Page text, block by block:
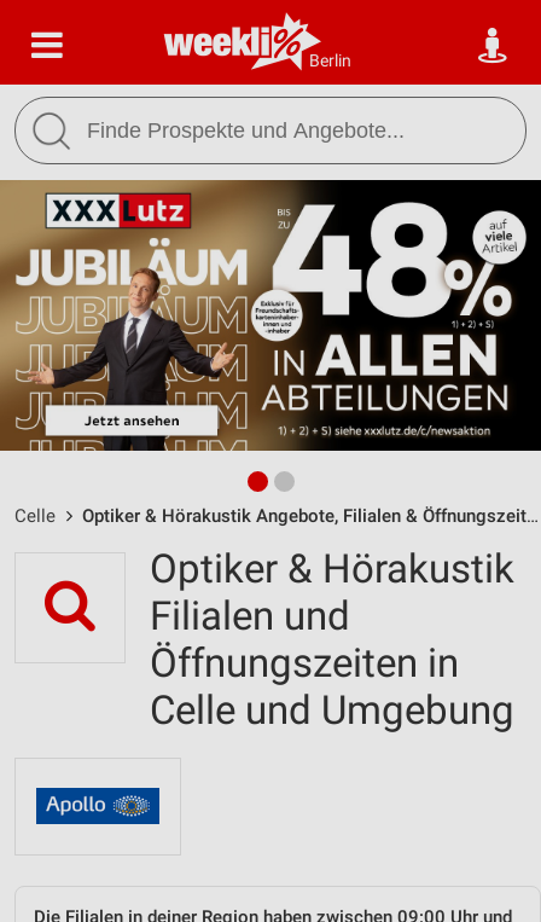
Berlin
Celle Optiker & Hörakustik Angebote, Filialen & Öffnungszeiten
Optiker & Hörakustik
Filialen und
Öffnungszeiten in
Celle und Umgebung
Die Filialen in deiner Region haben zwischen 09:00 Uhr und